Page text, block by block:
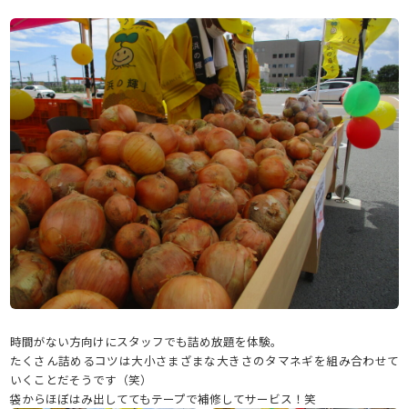
時間がない方向けにスタッフでも詰め放題を体験。
たくさん詰めるコツは大小さまざまな大きさのタマネギを組み合わせて
いくことだそうです（笑）
袋からほぼはみ出しててもテープで補修してサービス！笑